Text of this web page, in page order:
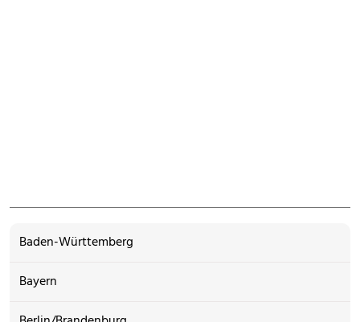
Baden-Württemberg
Bayern